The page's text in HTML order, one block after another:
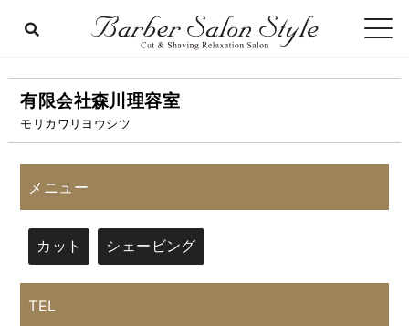
有限会社森川理容室
モリカワリヨウシツ
メニュー
カット シェービング
TEL